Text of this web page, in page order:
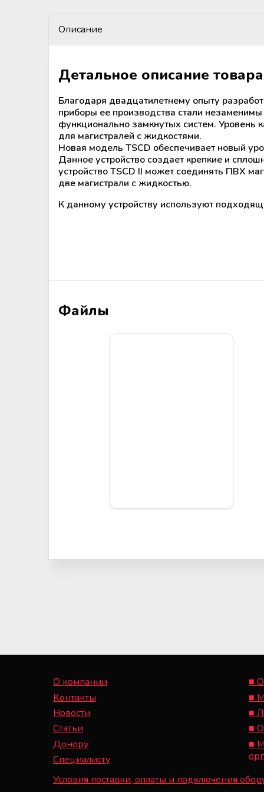
ТермоСумки для транспортировки
Устройства для стерильного
соединения полимерных
магистралей
Аппараты для донорского и
терапевтического плазмафереза
(Донорский автобус)
стерилизацииОписание
Детальное описание товара
Благодаря двадцатилетнему опыту
приборы ее производства стали
функционально замкнутых систем. Уровень
для магистралей с жидкостями.
Новая модель TSCD обеспечивает новый
Данное устройство создает крепкие и
устройство TSCD II может соединять ПВХ
две магистрали с жидкостью.
К данному устройству используют
Файлы
О компании
Контакты
Новости
Статьи
Донору
Специалисту
Условия поставки, оплаты и подключения
■
■
■
■
■